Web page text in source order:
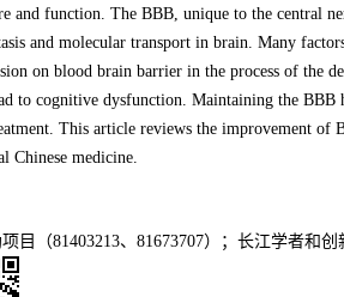
and function. The BBB, unique to the central
and molecular transport in brain. Many
on blood brain barrier in the process of the
to cognitive dysfunction. Maintaining the BBB
This article reviews the improvement of
Chinese medicine.
目（81403213、81673707）；长江学者和